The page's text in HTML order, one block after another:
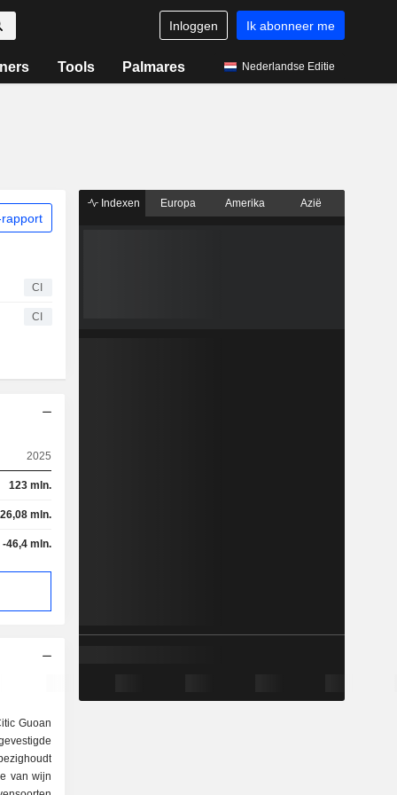
Inloggen Ik abonneer me
Tools Palmares Nederlandse Editie
CI
CI
2025
123 mln.
mln.
-46,4 mln.
Guoan
van wijn
Indexen Europa Amerika Azië